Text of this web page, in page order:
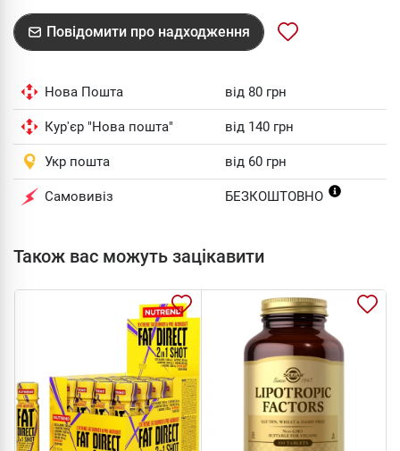
Повідомити про надходження
Нова Пошта від 80 грн
Кур'єр "Нова пошта" від 140 грн
Укр пошта від 60 грн
Самовивіз БЕЗКОШТОВНО
Також вас можуть зацікавити